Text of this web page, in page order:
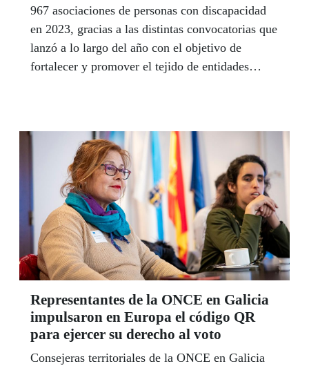
967 asociaciones de personas con discapacidad
en 2023, gracias a las distintas convocatorias que
lanzó a lo largo del año con el objetivo de
fortalecer y promover el tejido de entidades
Representantes de la ONCE en Galicia
impulsaron en Europa el código QR
para ejercer su derecho al voto
Consejeras territoriales de la ONCE en Galicia